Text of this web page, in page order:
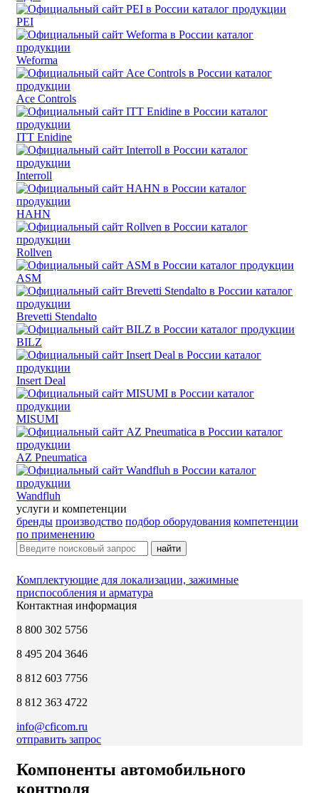
PEI
Weforma
Ace Controls
ITT Enidine
Interroll
HAHN
Rollven
ASM
Brevetti Stendalto
BILZ
Insert Deal
MISUMI
AZ Pneumatica
Wandfluh
услуги и компетенции
бренды производство подбор оборудования компетенции
по применению
найти
Комплектующие для локализации, зажимные
приспособления и арматура
Контактная информация
8 800 302 5756
8 495 204 3646
8 812 603 7756
8 812 363 4722
info@cficom.ru
отправить запрос
Компоненты автомобильного
контроля